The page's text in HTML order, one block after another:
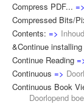
Compress PDF... =>
Compressed Bits/
Contents: => Inhoud
&Continue
Continue Reading
Continuous =>
Continuous Book
Doorlopend